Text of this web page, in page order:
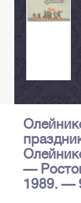
—
1989. —